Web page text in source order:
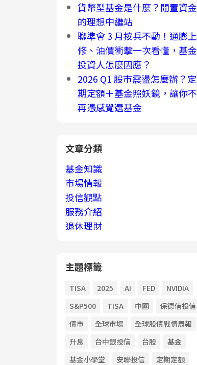
貨幣型基金是什麼？閒置資金
的理想中繼站
聯準會 3 月按兵不動！通膨上
修、油價衝擊一次看懂，基金
投資人怎麼因應？
2026 Q1 股市震盪怎麼辦？定
期定額＋基金照妖鏡，讓你不
再憑感覺選基金
文章分類
基金知識
市場情報
投信觀點
服務介紹
退休理財
主題標籤
TISA 2025 AI FED
NVIDIA
S&P500
TISA 中國
保德信投信
債市
全球市場
全球股債戰情周報
升息
台中銀投信 台股
基金
基金小學堂
安聯投信
定期定額